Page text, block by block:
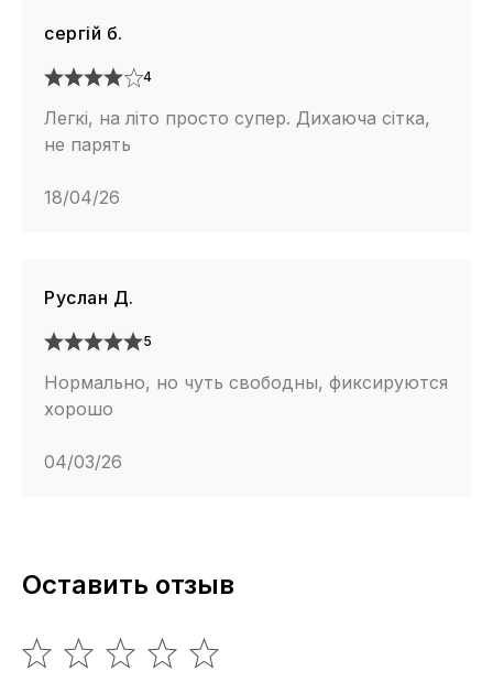
сергій б.
4
Легкі, на літо просто супер. Дихаюча сітка,
не парять
18/04/26
Руслан Д.
5
Нормально, но чуть свободны, фиксируются
хорошо
04/03/26
Оставить отзыв